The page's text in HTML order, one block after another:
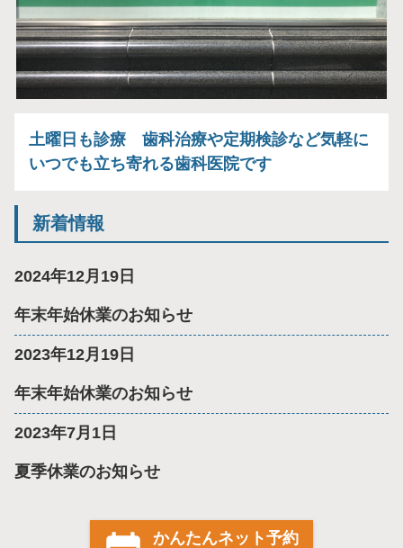
土曜日も診療 歯科治療や定期検診など気軽に
いつでも立ち寄れる歯科医院です
新着情報
2024年12月19日
年末年始休業のお知らせ
2023年12月19日
年末年始休業のお知らせ
2023年7月1日
夏季休業のお知らせ
かんたんネット予約